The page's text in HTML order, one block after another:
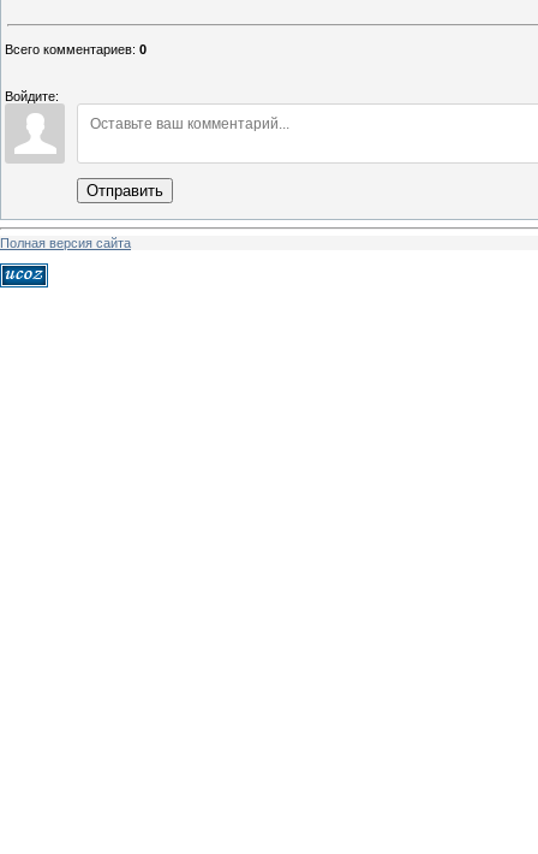
Всего комментариев: 0
Войдите:
Отправить
Полная версия сайта